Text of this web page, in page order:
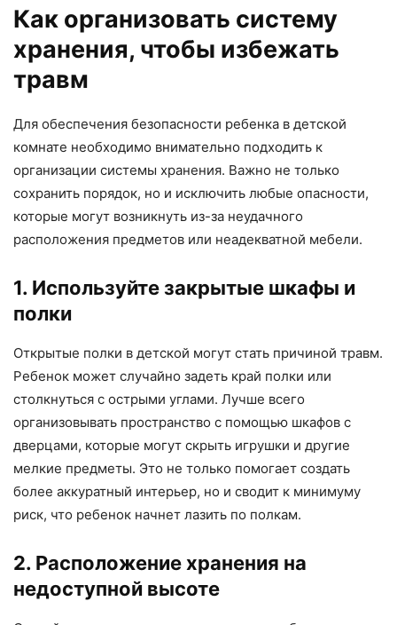
Как организовать систему
хранения, чтобы избежать
травм
Для обеспечения безопасности ребенка в детской
комнате необходимо внимательно подходить к
организации системы хранения. Важно не только
сохранить порядок, но и исключить любые опасности,
которые могут возникнуть из-за неудачного
расположения предметов или неадекватной мебели.
1. Используйте закрытые шкафы и
полки
Открытые полки в детской могут стать причиной травм.
Ребенок может случайно задеть край полки или
столкнуться с острыми углами. Лучше всего
организовывать пространство с помощью шкафов с
дверцами, которые могут скрыть игрушки и другие
мелкие предметы. Это не только помогает создать
более аккуратный интерьер, но и сводит к минимуму
риск, что ребенок начнет лазить по полкам.
2. Расположение хранения на
недоступной высоте